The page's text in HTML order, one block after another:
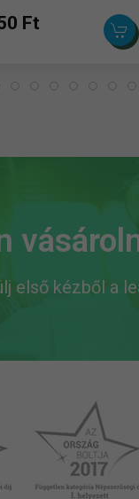
Ft
első kézből a